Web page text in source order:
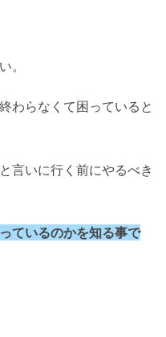
。
わらなくて困っていると
言いに行く前にやるべき
ているのかを知る事で